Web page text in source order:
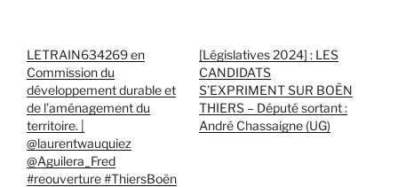
LETRAIN634269 en
Commission du
développement durable et
de l’aménagement du
territoire. |
@laurentwauquiez
@Aguilera_Fred
#reouverture #ThiersBoën
[Législatives 2024] : LES
CANDIDATS
S’EXPRIMENT SUR BOËN
THIERS – Député sortant :
André Chassaigne (UG)